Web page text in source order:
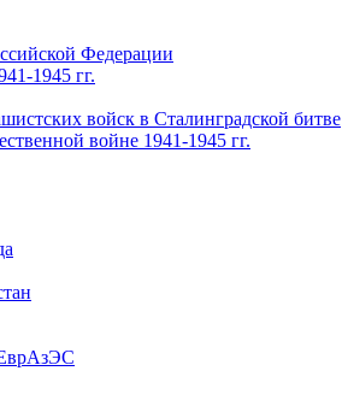
Федерации
1945 гг.
войск в Сталинградской битве
войне 1941-1945 гг.